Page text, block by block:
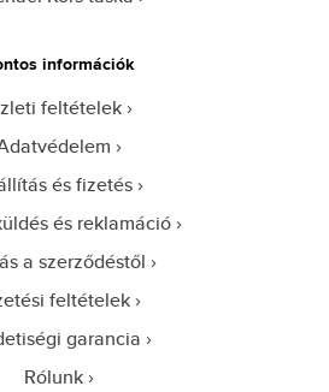
információk
feltételek
és fizetés
és reklamáció
a szerződéstől
feltételek
garancia
Rólunk